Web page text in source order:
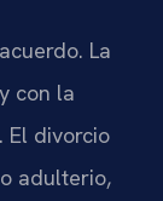
La
con la
El divorcio
adulterio,